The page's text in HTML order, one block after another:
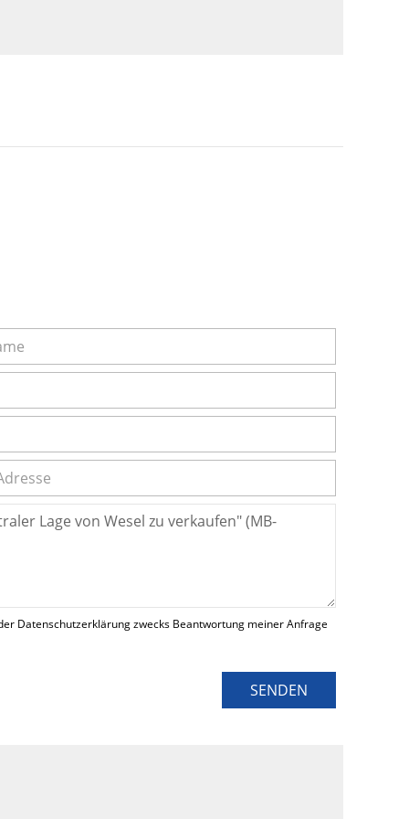
Datenschutzerklärung zwecks Beantwortung meiner Anfrage
SENDEN